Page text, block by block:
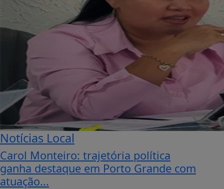
Notícias Local
Carol Monteiro: trajetória política
ganha destaque em Porto Grande com
atuação...